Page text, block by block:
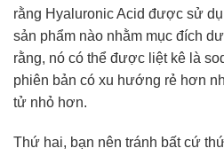
rằng Hyaluronic Acid được sử
sản phẩm nào nhằm mục đích
rằng, nó có thể được liệt kê là
phiên bản có xu hướng rẻ hơn
tử nhỏ hơn.
Thứ hai, bạn nên tránh bất cứ